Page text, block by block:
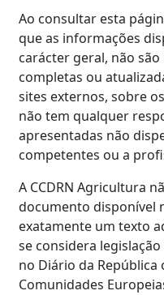
Ao consultar esta
que as informações
carácter geral, não
completas ou
sites externos, sobre
não tem qualquer
apresentadas não
competentes ou a
A CCDRN Agricultura
documento disponível
exatamente um texto
se considera
no Diário da República
Comunidades